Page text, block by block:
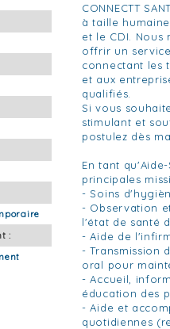
:
CONNECTT
à taille
et le CDI.
offrir un
connectant les
et aux
qualifiés.
Si vous
stimulant et
postulez dès
En tant
principales
- Soins
- Observation
l'état de santé
- Aide de
- Transmission
oral pour
- Accueil,
éducation des
- Aide et
quotidiennes